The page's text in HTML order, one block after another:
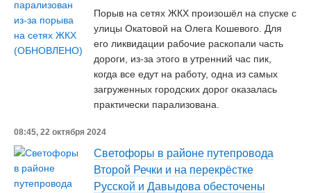
Порыв на сетях ЖКХ произошёл на спуске с
улицы Окатовой на Олега Кошевого. Для
его ликвидации рабочие раскопали часть
дороги, из-за этого в утренний час пик,
когда все едут на работу, одна из самых
загруженных городских дорог оказалась
практически парализована.
08:45, 22 октября 2024
Светофоры в районе путепровода
Второй Речки и на перекрёстке
Русской и Давыдова обесточены